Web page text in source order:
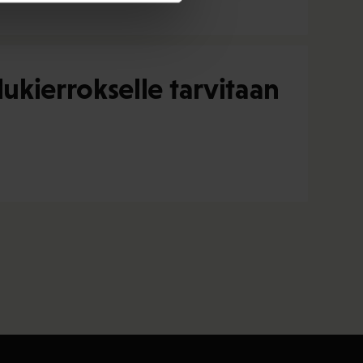
tarvitaan